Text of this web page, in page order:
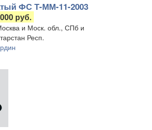
ФС Т-ММ-11-2003
руб.
и Моск. обл., СПб и
Респ.